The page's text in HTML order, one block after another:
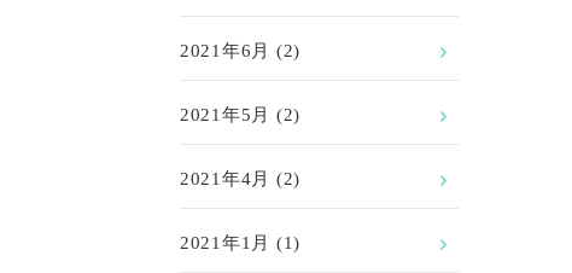
2021年6月 (2)
2021年5月 (2)
2021年4月 (2)
2021年1月 (1)